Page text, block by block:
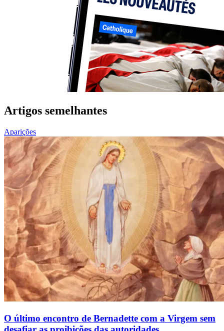
Artigos semelhantes
Aparições
O último encontro de Bernadette com a Virgem sem